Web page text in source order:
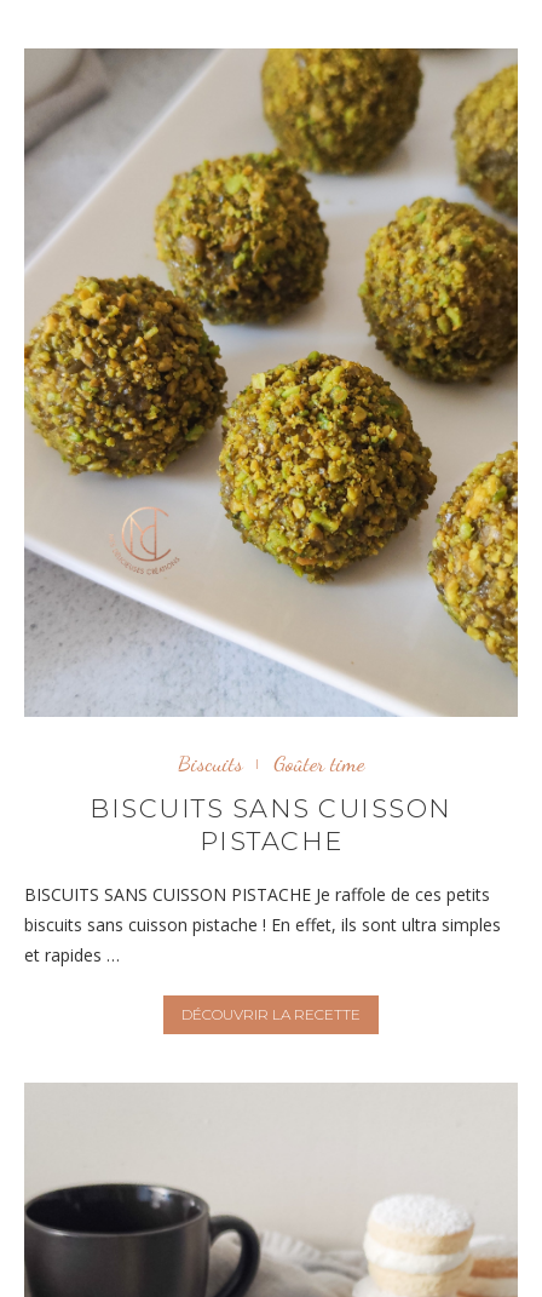
Biscuits Goûter time
BISCUITS SANS CUISSON
PISTACHE
BISCUITS SANS CUISSON PISTACHE Je raffole de ces petits
biscuits sans cuisson pistache ! En effet, ils sont ultra simples
et rapides …
DÉCOUVRIR LA RECETTE